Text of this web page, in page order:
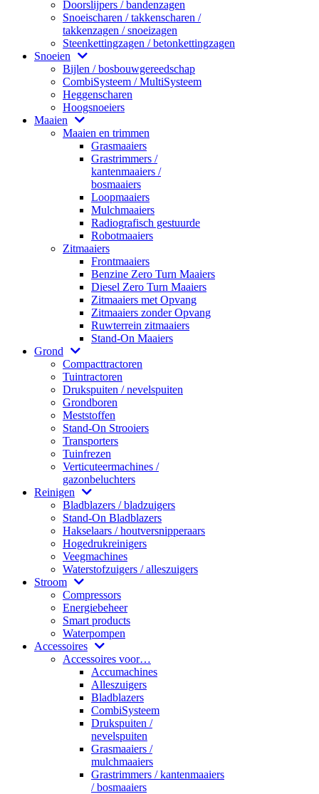
Doorslijpers / bandenzagen
Snoeischaren / takkenscharen /
takkenzagen / snoeizagen
Steenkettingzagen / betonkettingzagen
Snoeien
Bijlen / bosbouwgereedschap
CombiSysteem / MultiSysteem
Heggenscharen
Hoogsnoeiers
Maaien
Maaien en trimmen
Grasmaaiers
Grastrimmers /
kantenmaaiers /
bosmaaiers
Loopmaaiers
Mulchmaaiers
Radiografisch gestuurde
Robotmaaiers
Zitmaaiers
Frontmaaiers
Benzine Zero Turn Maaiers
Diesel Zero Turn Maaiers
Zitmaaiers met Opvang
Zitmaaiers zonder Opvang
Ruwterrein zitmaaiers
Stand-On Maaiers
Grond
Compacttractoren
Tuintractoren
Drukspuiten / nevelspuiten
Grondboren
Meststoffen
Stand-On Strooiers
Transporters
Tuinfrezen
Verticuteermachines /
gazonbeluchters
Reinigen
Bladblazers / bladzuigers
Stand-On Bladblazers
Hakselaars / houtversnipperaars
Hogedrukreinigers
Veegmachines
Waterstofzuigers / alleszuigers
Stroom
Compressors
Energiebeheer
Smart products
Waterpompen
Accessoires
Accessoires voor…
Accumachines
Alleszuigers
Bladblazers
CombiSysteem
Drukspuiten /
nevelspuiten
Grasmaaiers /
mulchmaaiers
Grastrimmers / kantenmaaiers
/ bosmaaiers